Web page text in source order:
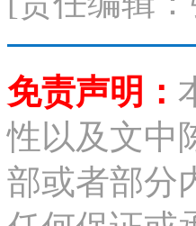
免责声明：
性以及文中
部或者部分